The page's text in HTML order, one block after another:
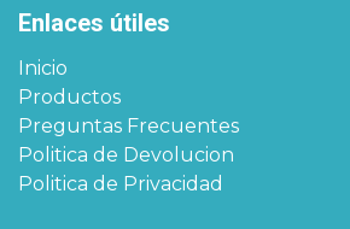
Enlaces útiles
Inicio
Productos
Preguntas Frecuentes
Politica de Devolucion
Politica de Privacidad